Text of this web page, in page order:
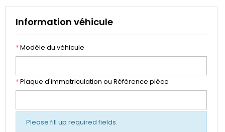
Information véhicule
*Modèle du véhicule
*Plaque d'immatriculation ou Référence pièce
Please fill up required fields.